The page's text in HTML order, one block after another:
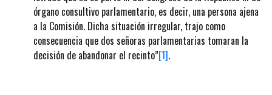
órgano consultivo parlamentario, es decir, una persona ajena
a la Comisión. Dicha situación irregular, trajo como
consecuencia que dos señoras parlamentarias tomaran la
decisión de abandonar el recinto”[1].